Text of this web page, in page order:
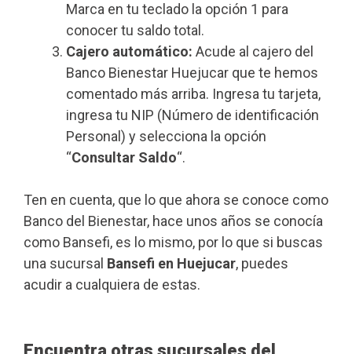
Marca en tu teclado la opción 1 para
conocer tu saldo total.
Cajero automático: Acude al cajero del
Banco Bienestar Huejucar que te hemos
comentado más arriba. Ingresa tu tarjeta,
ingresa tu NIP (Número de identificación
Personal) y selecciona la opción
“Consultar Saldo“.
Ten en cuenta, que lo que ahora se conoce como
Banco del Bienestar, hace unos años se conocía
como Bansefi, es lo mismo, por lo que si buscas
una sucursal Bansefi en Huejucar, puedes
acudir a cualquiera de estas.